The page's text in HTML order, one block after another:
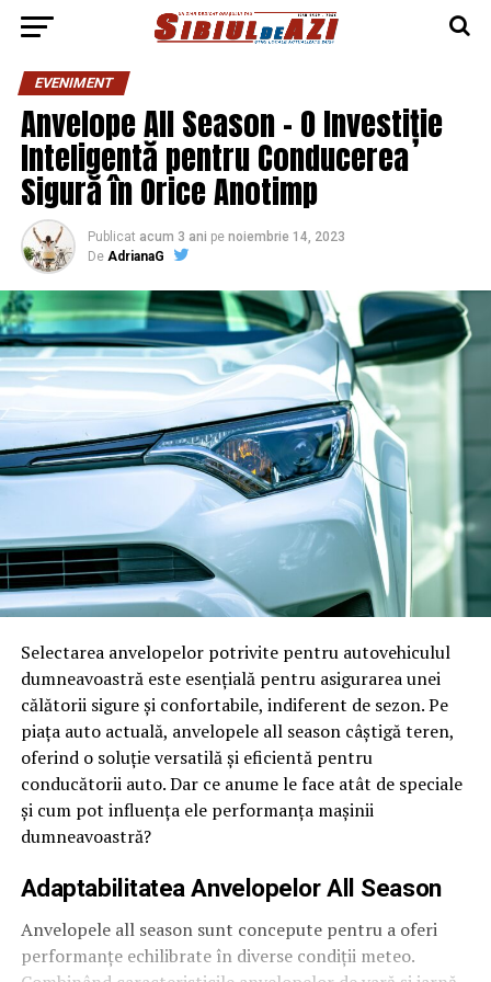
EVENIMENT
Anvelope All Season – O Investiție
Inteligentă pentru Conducerea
Sigură în Orice Anotimp
Publicat acum 3 ani pe noiembrie 14, 2023
De AdrianaG
Selectarea anvelopelor potrivite pentru autovehiculul
dumneavoastră este esențială pentru asigurarea unei
călătorii sigure și confortabile, indiferent de sezon. Pe
piața auto actuală, anvelopele all season câștigă teren,
oferind o soluție versatilă și eficientă pentru
conducătorii auto. Dar ce anume le face atât de speciale
și cum pot influența ele performanța mașinii
dumneavoastră?
Adaptabilitatea Anvelopelor All Season
Anvelopele all season sunt concepute pentru a oferi
performanțe echilibrate în diverse condiții meteo.